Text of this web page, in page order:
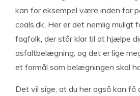
kan for eksempel være inden for
coals.dk. Her er det nemlig muligt
fagfolk, der står klar til at hjælpe
asfaltbelægning, og det er lige
et formål som belægningen skal
Det vil sige, at du her også kan få